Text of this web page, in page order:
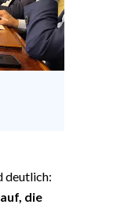
deutlich:
die